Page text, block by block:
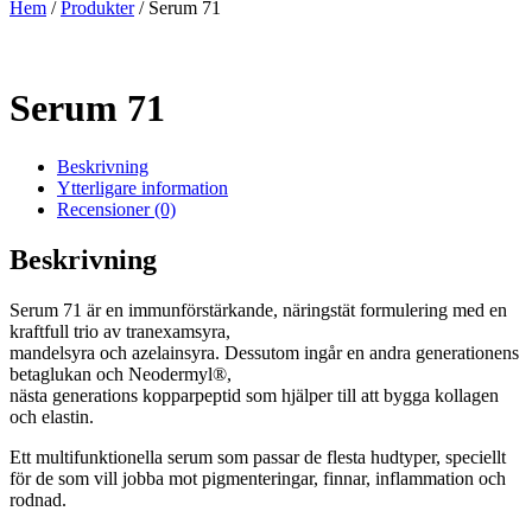
Hem /Produkter/ Serum 71
Serum 71
Beskrivning
Ytterligare information
Recensioner (0)
Beskrivning
Serum 71 är en immunförstärkande, näringstät formulering med en
kraftfull trio av tranexamsyra,
mandelsyra och azelainsyra. Dessutom ingår en andra generationens
betaglukan och Neodermyl®,
nästa generations kopparpeptid som hjälper till att bygga kollagen
och elastin.
Ett multifunktionella serum som passar de flesta hudtyper, speciellt
för de som vill jobba mot pigmenteringar, finnar, inflammation och
rodnad.